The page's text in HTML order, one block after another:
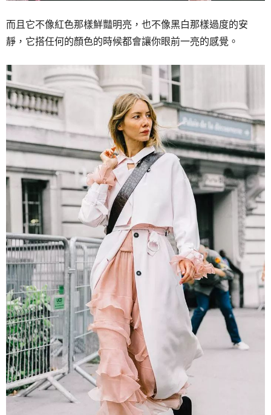
而且它不像紅色那樣鮮豔明亮，也不像黑白那樣過度的安
靜，它搭任何的顏色的時候都會讓你眼前一亮的感覺。